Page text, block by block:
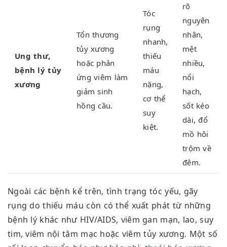
Ung thư,
bệnh lý tủy
xương
Tổn thương
tủy xương
hoặc phản
ứng viêm làm
giảm sinh
hồng cầu.
Tóc
rụng
nhanh,
thiếu
máu
nặng,
cơ thể
suy
kiệt.
rõ
nguyên
nhân,
mệt
nhiều,
nổi
hạch,
sốt kéo
dài, đổ
mồ hôi
trộm về
đêm.
Ngoài các bệnh kể trên, tình trạng tóc yếu, gãy
rụng do thiếu máu còn có thể xuất phát từ những
bệnh lý khác như HIV/AIDS, viêm gan mạn, lao, suy
tim, viêm nội tâm mạc hoặc viêm tủy xương. Một số